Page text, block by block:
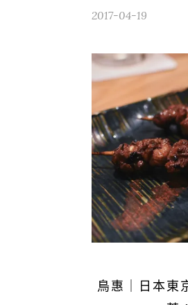
2017-04-19
鳥惠｜日本東